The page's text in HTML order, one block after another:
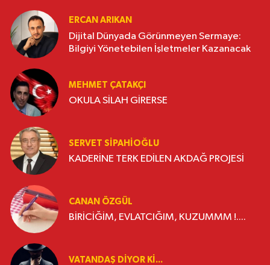
ERCAN ARIKAN
Dijital Dünyada Görünmeyen Sermaye:
Bilgiyi Yönetebilen İşletmeler Kazanacak
MEHMET ÇATAKÇI
OKULA SİLAH GİRERSE
SERVET SİPAHİOĞLU
KADERİNE TERK EDİLEN AKDAĞ PROJESİ
CANAN ÖZGÜL
BİRİCİĞİM, EVLATCIĞIM, KUZUMMM !....
VATANDAŞ DIYOR KI...